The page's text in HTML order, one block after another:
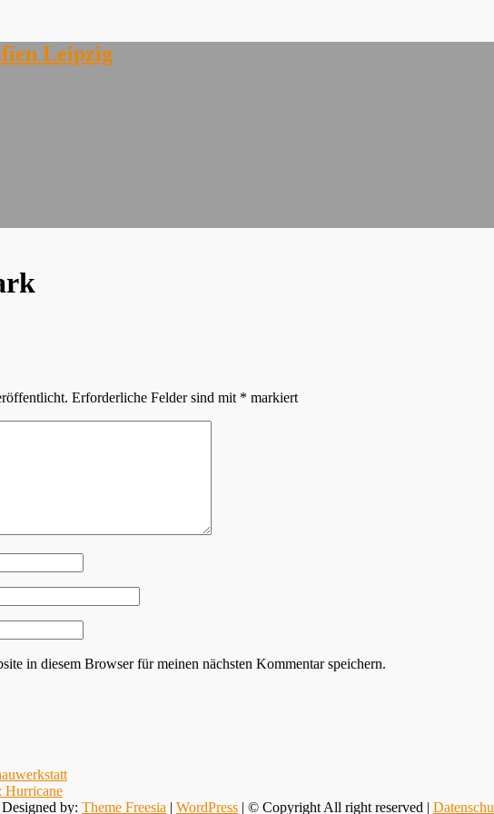
Leipzig
Erforderliche Felder sind mit * markiert
in diesem Browser für meinen nächsten Kommentar speichern.
Hurricane
Designed by: Theme Freesia | WordPress | © Copyright All right reserved |